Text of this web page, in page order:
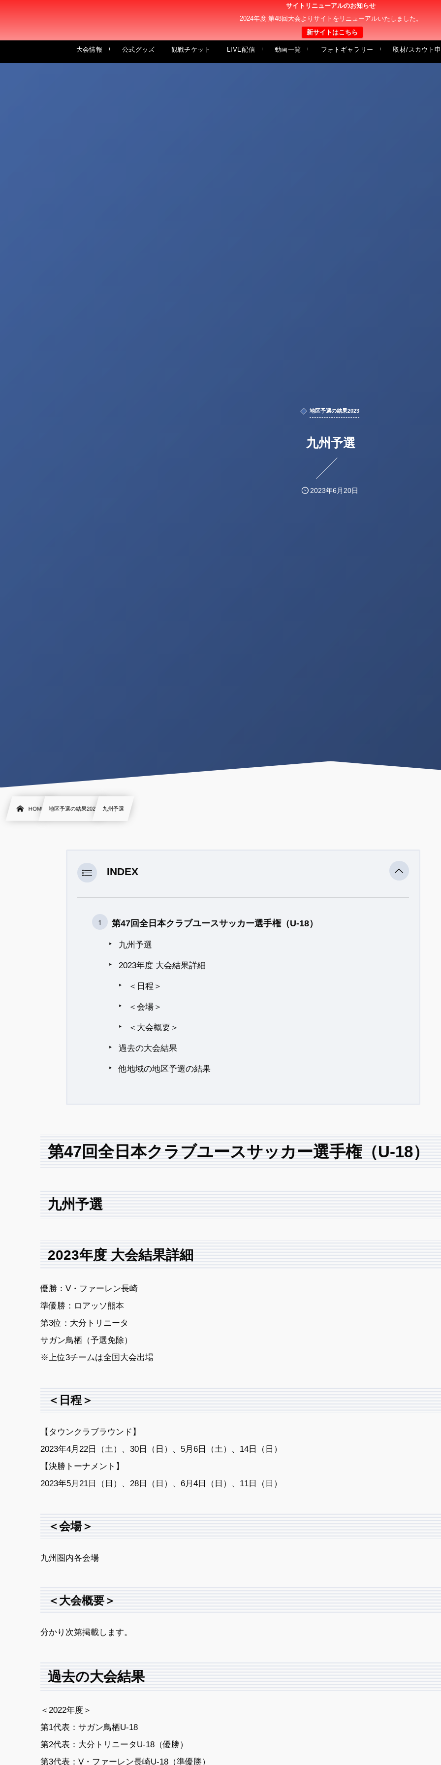
サイトリニューアルのお知らせ
2024年度 第48回大会よりサイトをリニューアルいたしました。
新サイトはこちら
大会情報 公式グッズ 観戦チケット LIVE配信 動画一覧 フォトギャラリー 取材/スカウト
地区予選の結果2023
九州予選
2023年6月20日
HOME 地区予選の結果2023 九州予選
INDEX
第47回全日本クラブユースサッカー選手権（U-18）
九州予選
2023年度 大会結果詳細
＜日程＞
＜会場＞
＜大会概要＞
過去の大会結果
他地域の地区予選の結果
第47回全日本クラブユースサッカー選手権（U-18）
九州予選
2023年度 大会結果詳細
優勝：V・ファーレン長崎
準優勝：ロアッソ熊本
第3位：大分トリニータ
サガン鳥栖（予選免除）
※上位3チームは全国大会出場
＜日程＞
【タウンクラブラウンド】
2023年4月22日（土）、30日（日）、5月6日（土）、14日（日）
【決勝トーナメント】
2023年5月21日（日）、28日（日）、6月4日（日）、11日（日）
＜会場＞
九州圏内各会場
＜大会概要＞
分かり次第掲載します。
過去の大会結果
＜2022年度＞
第1代表：サガン鳥栖U-18
第2代表：大分トリニータU-18（優勝）
第3代表：V・ファーレン長崎U-18（準優勝）